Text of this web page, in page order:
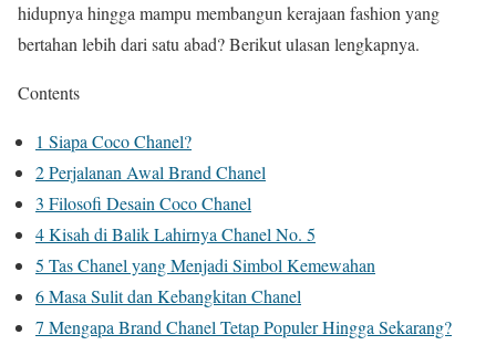
hidupnya hingga mampu membangun kerajaan fashion yang
bertahan lebih dari satu abad? Berikut ulasan lengkapnya.
Contents
1 Siapa Coco Chanel?
2Perjalanan Awal Brand Chanel
3 Filosofi Desain Coco Chanel
4Kisah di Balik Lahirnya Chanel No. 5
5 Tas Chanel yang Menjadi Simbol Kemewahan
6Masa Sulit dan Kebangkitan Chanel
7 Mengapa Brand Chanel Tetap Populer Hingga Sekarang?